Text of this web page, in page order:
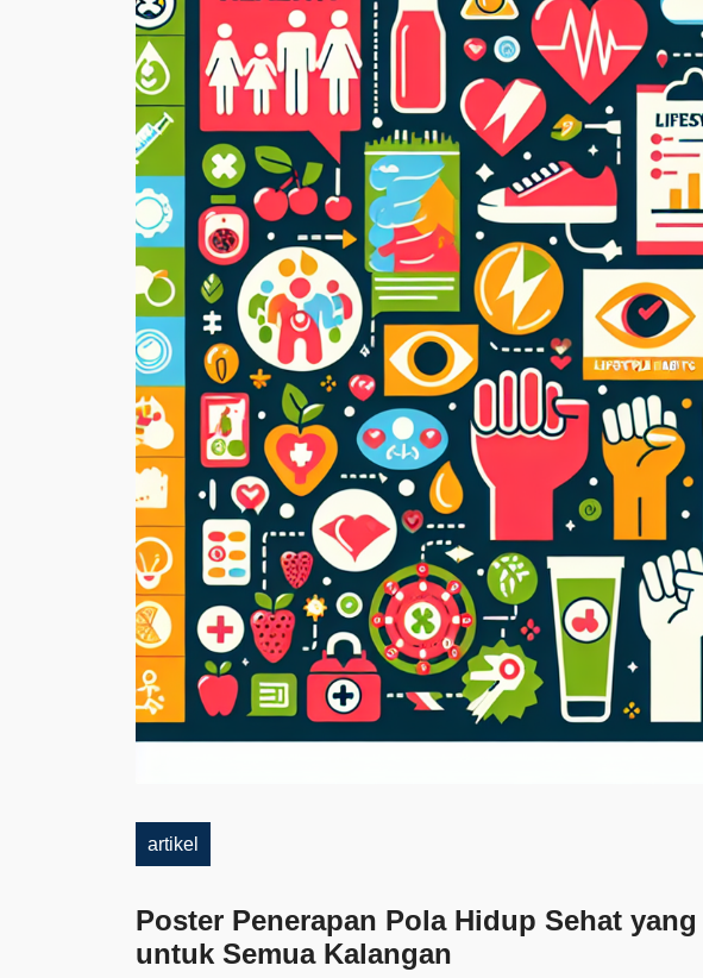
artikel
Poster Penerapan Pola Hidup Sehat
untuk Semua Kalangan